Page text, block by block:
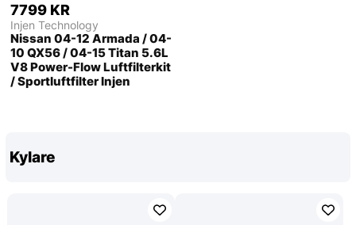
7799 KR
Injen Technology
Nissan 04-12 Armada / 04-
10 QX56 / 04-15 Titan 5.6L
V8 Power-Flow Luftfilterkit
/ Sportluftfilter Injen
Kylare